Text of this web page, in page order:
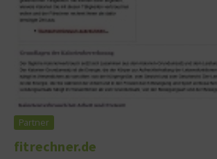
Partner
fitrechner.de